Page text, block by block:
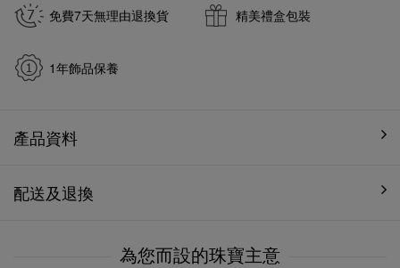
免費7天無理由退換貨 精美禮盒包裝
1年飾品保養
產品資料
配送及退換
為您而設的珠寶主意